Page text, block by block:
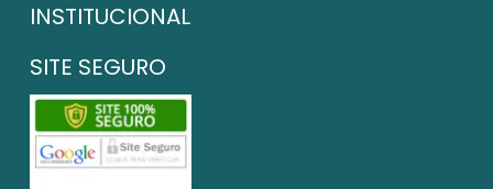
INSTITUCIONAL
SITE SEGURO